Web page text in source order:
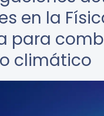
en la
para
climático